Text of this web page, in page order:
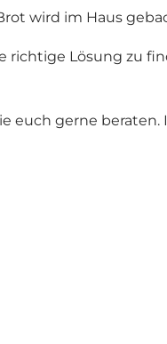
wird im Haus
Lösung zu
euch gerne